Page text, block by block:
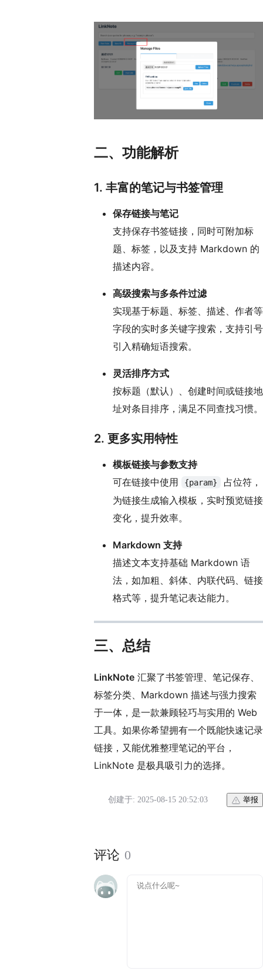
二、功能解析
1. 丰富的笔记与书签管理
保存链接与笔记
支持保存书签链接，同时可附加标
题、标签，以及支持 Markdown 的
描述内容。
高级搜索与多条件过滤
实现基于标题、标签、描述、作者等
字段的实时多关键字搜索，支持引号
引入精确短语搜索。
灵活排序方式
按标题（默认）、创建时间或链接地
址对条目排序，满足不同查找习惯。
2. 更多实用特性
模板链接与参数支持
可在链接中使用
{param}
占位符，
为链接生成输入模板，实时预览链接
变化，提升效率。
Markdown 支持
描述文本支持基础 Markdown 语
法，如加粗、斜体、内联代码、链接
格式等，提升笔记表达能力。
三、总结
LinkNote 汇聚了书签管理、笔记保存、
标签分类、Markdown 描述与强力搜索
于一体，是一款兼顾轻巧与实用的 Web
工具。如果你希望拥有一个既能快速记录
链接，又能优雅整理笔记的平台，
LinkNote 是极具吸引力的选择。
创建于: 2025-08-15 20:52:03 举报
评论 0